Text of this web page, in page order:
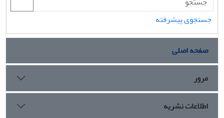
جستجوی پیشرفته
صفحه اصلی
مرور
اطلاعات نشریه